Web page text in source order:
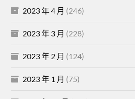
2023 年 4 月 (246)
2023 年 3 月 (228)
2023 年 2 月 (124)
2023 年 1 月 (75)